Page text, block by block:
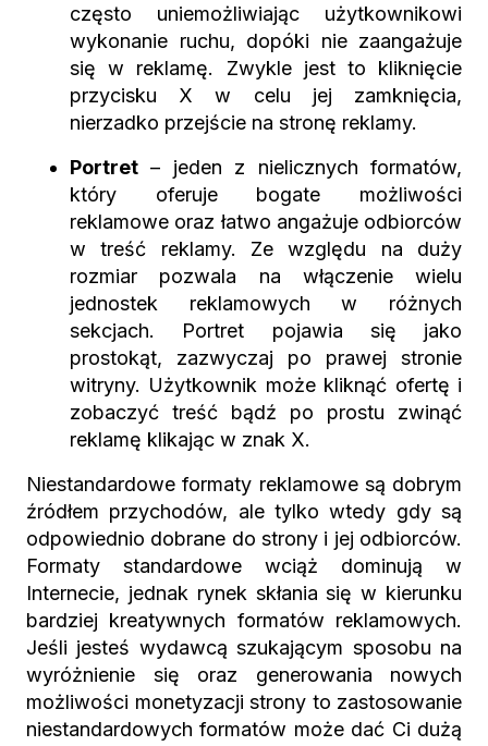
często uniemożliwiając użytkownikowi
wykonanie ruchu, dopóki nie zaangażuje
się w reklamę. Zwykle jest to kliknięcie
przycisku X w celu jej zamknięcia,
nierzadko przejście na stronę reklamy.
Portret – jeden z nielicznych formatów,
który oferuje bogate możliwości
reklamowe oraz łatwo angażuje odbiorców
w treść reklamy. Ze względu na duży
rozmiar pozwala na włączenie wielu
jednostek reklamowych w różnych
sekcjach. Portret pojawia się jako
prostokąt, zazwyczaj po prawej stronie
witryny. Użytkownik może kliknąć ofertę i
zobaczyć treść bądź po prostu zwinąć
reklamę klikając w znak X.
Niestandardowe formaty reklamowe są dobrym
źródłem przychodów, ale tylko wtedy gdy są
odpowiednio dobrane do strony i jej odbiorców.
Formaty standardowe wciąż dominują w
Internecie, jednak rynek skłania się w kierunku
bardziej kreatywnych formatów reklamowych.
Jeśli jesteś wydawcą szukającym sposobu na
wyróżnienie się oraz generowania nowych
możliwości monetyzacji strony to zastosowanie
niestandardowych formatów może dać Ci dużą